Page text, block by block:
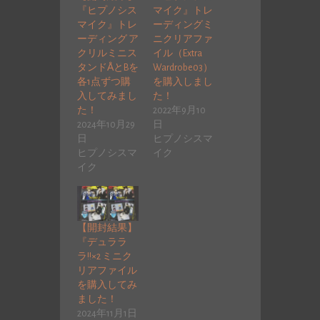
『ヒプノシス
マイク』トレ
ーディング ア
クリルミニス
タンドÅとBを
各1点ずつ購
入してみまし
た！
2024年10月29
日
ヒプノシスマ
イク
マイク』トレ
ーディングミ
ニクリアファ
イル（Extra
Wardrobe03）
を購入しまし
た！
2022年9月10
日
ヒプノシスマ
イク
【開封結果】
『デュララ
ラ!!×2 ミニク
リアファイル
を購入してみ
ました！
2024年11月1日